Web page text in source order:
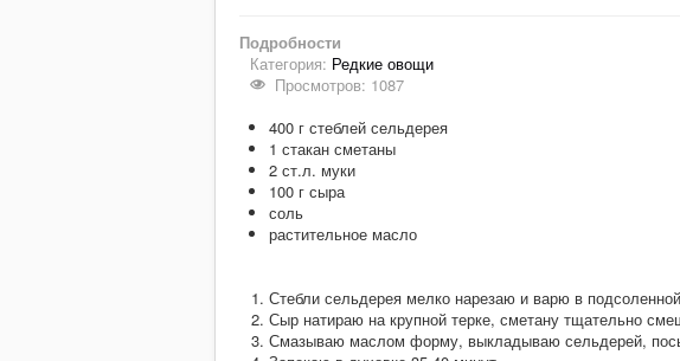
Подробности
Категория: Редкие овощи
Просмотров: 1087
400 г стеблей сельдерея
1 стакан сметаны
2 ст.л. муки
100 г сыра
соль
растительное масло
Стебли сельдерея мелко нарезаю и варю в
Сыр натираю на крупной терке, сметану тщательно
Смазываю маслом форму, выкладываю сельдерей,